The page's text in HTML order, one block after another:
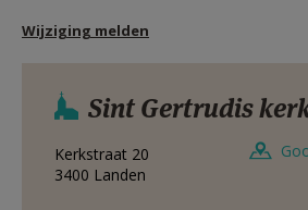
HULP
MIJN PAROCHIE
AANMELDEN OF
Wijziging melden
Sint Gertrudis
Kerkstraat 20
3400 Landen